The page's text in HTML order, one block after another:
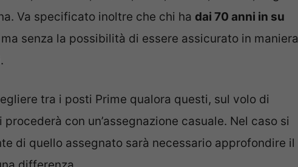
Va specificato inoltre che chi ha dai 70 anni in su
ma senza la possibilità di essere assicurato in maniera
tra i posti Prime qualora questi, sul volo di
con un’assegnazione casuale. Nel caso si
di quello assegnato sarà necessario approfondire il